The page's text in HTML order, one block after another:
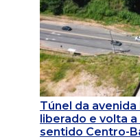
Túnel da
liberado e volta
sentido Centro-